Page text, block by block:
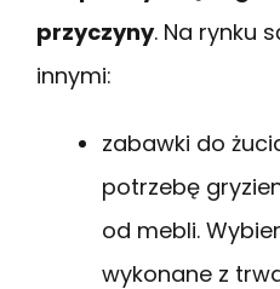
przyczyny. Na rynku
innymi:
zabawki do
potrzebę
od mebli.
wykonane z